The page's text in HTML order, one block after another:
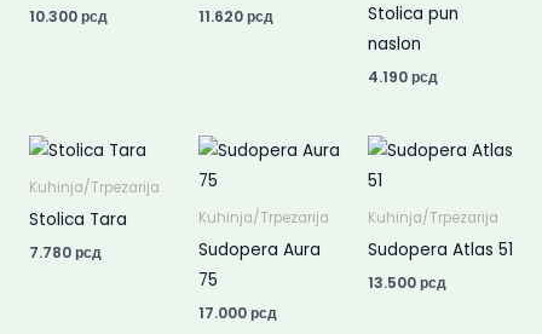
10.300рсд 11.620рсд
Stolica pun
naslon
4.190рсд
Kuhinja/Trpezarija
Stolica Tara
7.780рсд
Kuhinja/Trpezarija
Sudopera Aura
75
17.000рсд
Kuhinja/Trpezarija
Sudopera Atlas 51
13.500рсд